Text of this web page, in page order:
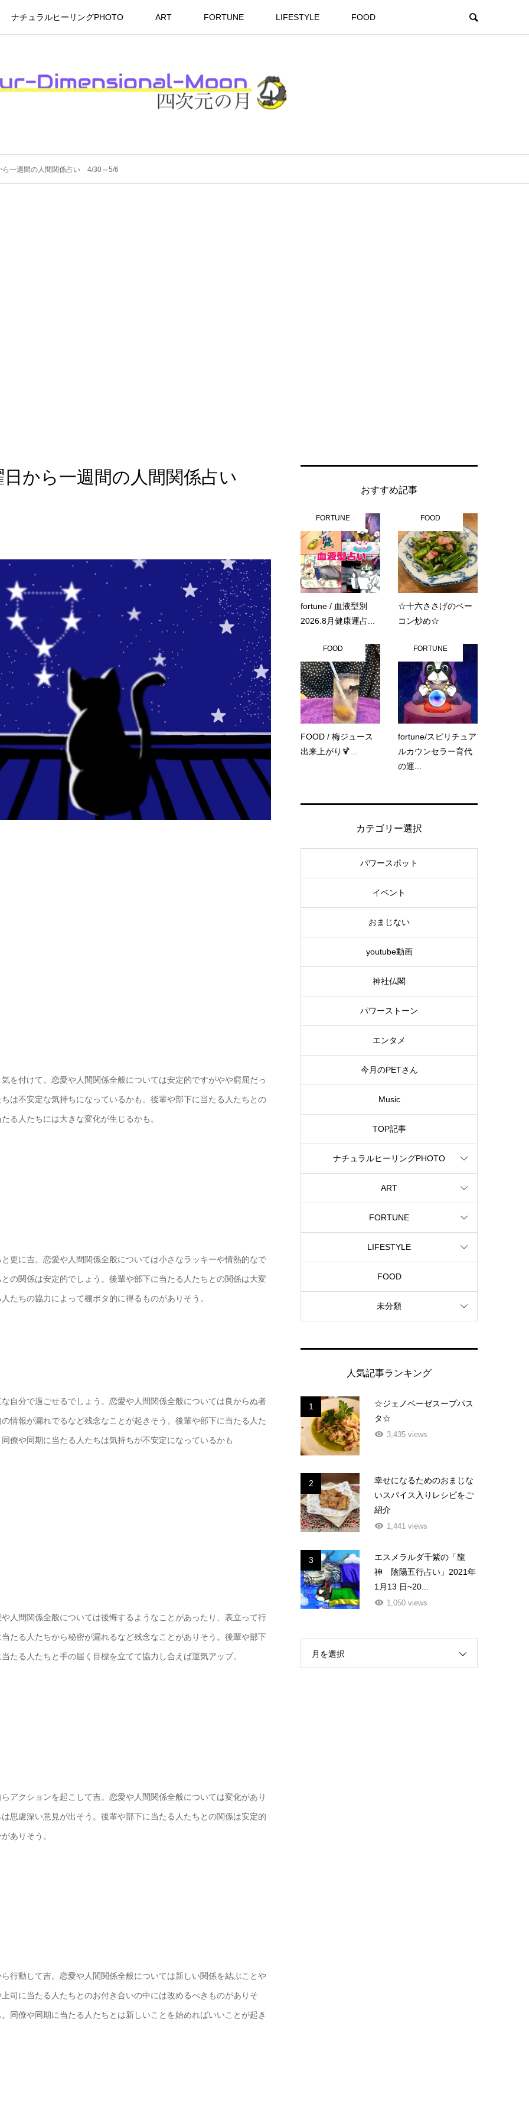
ナチュラルヒーリングPHOTO ART FORTUNE LIFESTYLE FOOD
ら一週間の人間関係占い 4/30～5/6
から一週間の人間関係占い
を付けて。恋愛や人間関係全般については安定的ですがやや窮屈だっ
は不安定な気持ちになっているかも。後輩や部下に当たる人たちとの
る人たちには大きな変化が生じるかも。
更に吉。恋愛や人間関係全般については小さなラッキーや情熱的なで
の関係は安定的でしょう。後輩や部下に当たる人たちとの関係は大変
たちの協力によって棚ボタ的に得るものがありそう。
自分で過ごせるでしょう。恋愛や人間関係全般については良からぬ者
情報が漏れでるなど残念なことが起きそう。後輩や部下に当たる人た
僚や同期に当たる人たちは気持ちが不安定になっているかも
人間関係全般については後悔するようなことがあったり、表立って行
たる人たちから秘密が漏れるなど残念なことがありそう。後輩や部下
たる人たちと手の届く目標を立てて協力し合えば運気アップ。
アクションを起こして吉。恋愛や人間関係全般については変化があり
思慮深い意見が出そう。後輩や部下に当たる人たちとの関係は安定的
ありそう。
行動して吉。恋愛や人間関係全般については新しい関係を結ぶことや
司に当たる人たちとのお付き合いの中には改めるべきものがありそ
同僚や同期に当たる人たちとは新しいことを始めればいいことが起き
おすすめ記事
FORTUNE
fortune / 血液型別
2026.8月健康運占...
FOOD
☆十六ささげのベー
コン炒め☆
FOOD
FOOD / 梅ジュース
出来上がり🍹...
FORTUNE
fortune/スピリチュア
ルカウンセラー育代
の運...
カテゴリー選択
パワースポット
イベント
おまじない
youtube動画
神社仏閣
パワーストーン
エンタメ
今月のPETさん
Music
TOP記事
ナチュラルヒーリングPHOTO
ART
FORTUNE
LIFESTYLE
FOOD
未分類
人気記事ランキング
1
☆ジェノベーゼスープパス
タ☆
3,435 views
2
幸せになるためのおまじな
いスパイス入りレシピをご
紹介
1,441 views
3
エスメラルダ千紫の「龍
神 陰陽五行占い」2021年
1月13 日~20...
1,050 views
月を選択